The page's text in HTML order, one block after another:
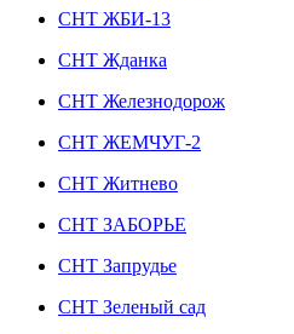
СНТ ЖБИ-13
СНТ Жданка
СНТ Железнодорож
СНТ ЖЕМЧУГ-2
СНТ Житнево
СНТ ЗАБОРЬЕ
СНТ Запрудье
СНТ Зеленый сад